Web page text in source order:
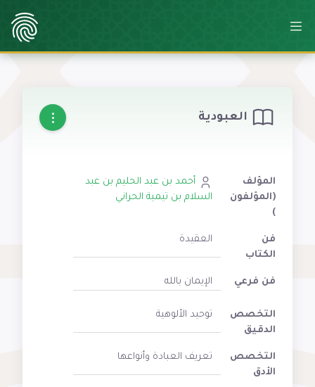
العبودية
المؤلف
(المؤلفون
)
أحمد بن عبد الحليم بن عبد
السلام بن تيمية الحراني
فن
الكتاب
العقيدة
فن فرعي الإيمان بالله
التخصص
الدقيق
توحيد الألوهية
التخصص
الأدق
تعريف العبادة وأنواعها